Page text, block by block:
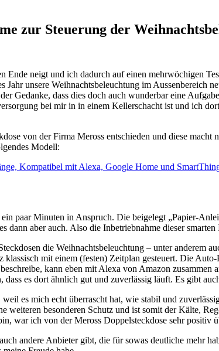
zur Steuerung der
Ende neigt und ich dadurch auf einen mehrwöchigen
unsere Weihnachtsbeleuchtung im Aussenbereich
Gedanke, dass dies doch auch wunderbar eine
bei mir in in einem Kellerschacht ist und ich
von der Firma Meross entschieden und diese
Modell:
Kompatibel mit Alexa, Google Home und
paar Minuten in Anspruch. Die beigelegt „Papier-
aber auch. Also die Inbetriebnahme dieser
die Weihnachtsbeleuchtung – unter anderem
klassisch mit einem (festen) Zeitplan gesteuert. Die
kann eben mit Alexa von Amazon
es dort ähnlich gut und zuverlässig läuft. Es gibt
es mich echt überrascht hat, wie stabil und
besonderen Schutz und ist somit der Kälte,
war ich von der Meross Doppelsteckdose sehr positiv
andere Anbieter gibt, die für sowas deutliche mehr